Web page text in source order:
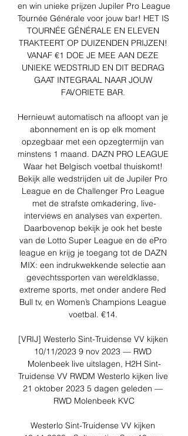
en win unieke prijzen Jupiler Pro League
Tournée Générale voor jouw bar! HET IS
TOURNÉE GÉNÉRALE EN ELEVEN
TRAKTEERT OP DUIZENDEN PRIJZEN!
VANAF €1 DOE JE MEE AAN DEZE
UNIEKE WEDSTRIJD EN DIT BEDRAG
GAAT INTEGRAAL NAAR JOUW
FAVORIETE BAR.
Hernieuwt automatisch na afloopt van je
abonnement en is op elk moment
opzegbaar met een opzegtermijn van
minstens 1 maand. DAZN PRO LEAGUE
Waar het Belgisch voetbal thuiskomt!
Bekijk alle wedstrijden uit de Jupiler Pro
League en de Challenger Pro League
met de strafste omkadering, live-
interviews en analyses van experten.
Daarbovenop bekijk je ook het beste
van de Lotto Super League en de ePro
league en krijg je toegang tot de DAZN
MIX: een indrukwekkende selectie aan
gevechtssporten van wereldklasse,
extreme sports, met onder andere Red
Bull tv, en Women’s Champions League
voetbal. €14.
[VRIJ] Westerlo Sint-Truidense VV kijken
10/11/2023 9 nov 2023 — RWD
Molenbeek live uitslagen, H2H Sint-
Truidense VV RWDM Westerlo kijken live
21 oktober 2023 5 dagen geleden —
RWD Molenbeek KVC
Westerlo Sint-Truidense VV kijken